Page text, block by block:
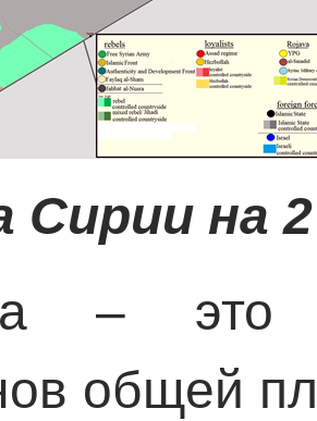
Сирии на
– это
общей